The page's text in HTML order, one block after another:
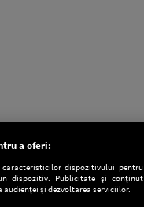
a oferi:
dispozitivului pentru
dispozitiv. Publicitate și conținut
și dezvoltarea serviciilor.